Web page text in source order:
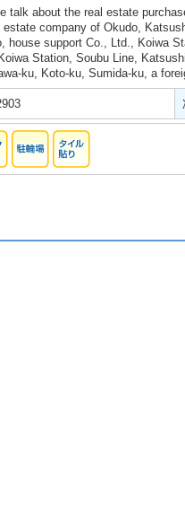
talk about the real estate
estate company of Okudo,
house support Co., Ltd., Koiwa
Station, Soubu Line,
ku, Koto-ku, Sumida-ku, a